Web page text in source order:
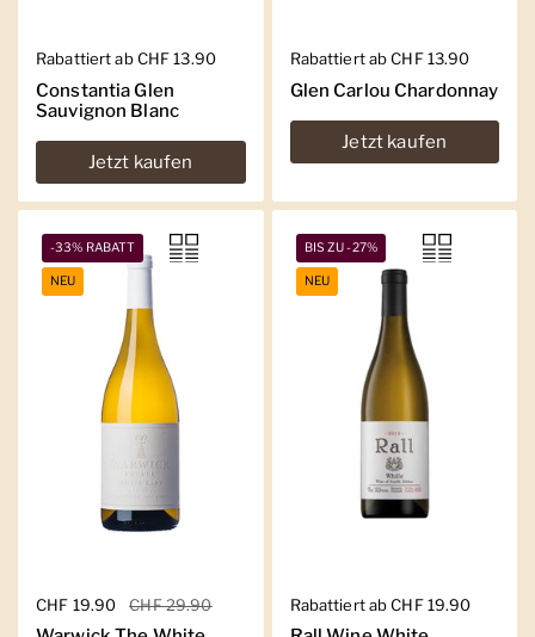
Regulärer Preis
Rabattiert ab CHF 13.90
Constantia Glen
Sauvignon Blanc
Jetzt kaufen
Regulärer Preis
Rabattiert ab CHF 13.90
Glen Carlou Chardonnay
Jetzt kaufen
Regulärer Preis
CHF 19.90 Sale-Preis
CHF 29.90
-33% RABATT
NEU
Regulärer Preis
Rabattiert ab CHF 19.90
BIS ZU -27%
NEU